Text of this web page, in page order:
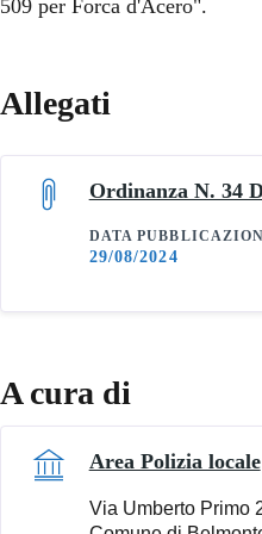
509 per Forca d'Acero".
Allegati
Ordinanza N. 34
DATA
29/08/2024
A cura di
Area Polizia locale
Via Umberto Primo